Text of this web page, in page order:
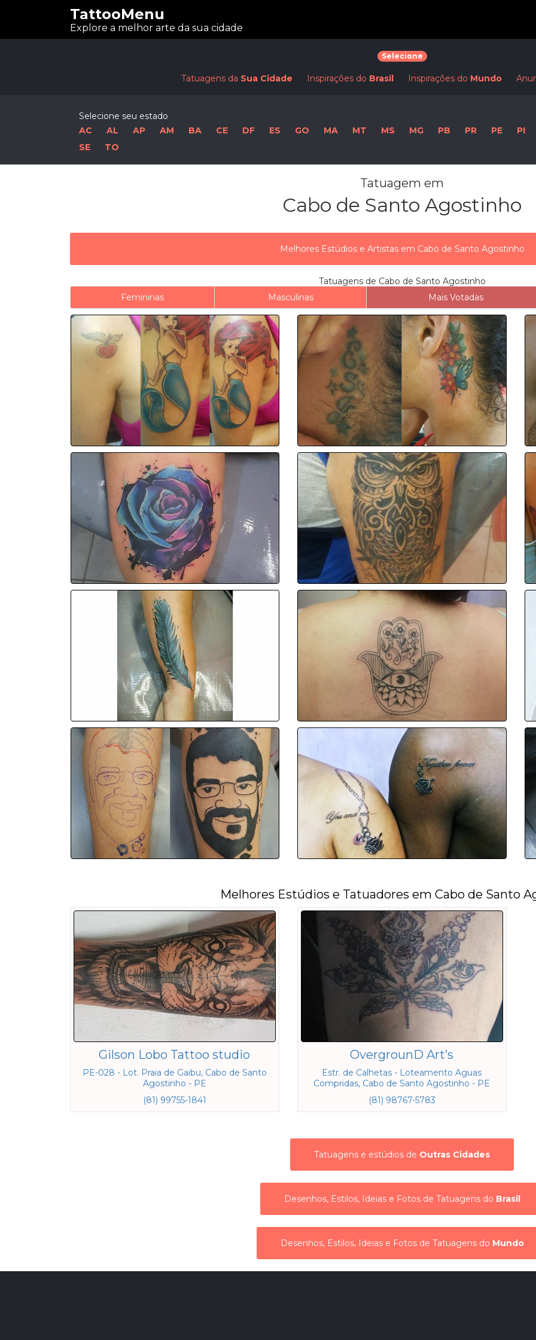
TattooMenu
Explore a melhor arte da sua cidade
Selecione
Tatuagens da Sua Cidade Inspirações do Brasil Inspirações do Mundo
Selecione seu estado
AC
AL AP AM BA CE DF ES GO MA MT MS MG PB PR PE PI
SE
TO
Tatuagem em
Cabo de Santo Agostinho
Melhores Estúdios e Artistas em Cabo de Santo Agostinho
Tatuagens de Cabo de Santo Agostinho
Femininas
Masculinas Mais Votadas
Melhores Estúdios e Tatuadores em Cabo de Santo
Gilson Lobo Tattoo studio
PE-028 - Lot. Praia de Gaibu, Cabo de Santo
Agostinho - PE
(81) 99755-1841
OvergrounD Art’s
Estr. de Calhetas - Loteamento Aguas
Compridas, Cabo de Santo Agostinho - PE
(81) 98767-5783
Tatuagens e estúdios de Outras Cidades
Desenhos, Estilos, Ideias e Fotos de Tatuagens do Brasil
Desenhos, Estilos, Ideias e Fotos de Tatuagens do Mundo